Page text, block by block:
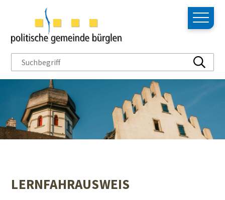
NAVIGIEREN IN BÜRGLEN
Schnellnavigation
Suchbegriff
Suche
LERNFAHRAUSWEIS